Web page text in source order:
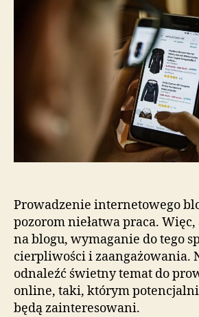
Prowadzenie internetowego
pozorom niełatwa praca.
na blogu, wymaganie do tego
cierpliwości i zaangażowania.
odnaleźć świetny temat do
online, taki, którym
będą zainteresowani.